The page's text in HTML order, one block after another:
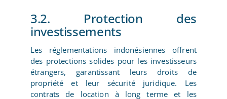
3.2. Protection des
investissements
Les réglementations indonésiennes offrent
des protections solides pour les investisseurs
étrangers, garantissant leurs droits de
propriété et leur sécurité juridique. Les
contrats de location à long terme et les